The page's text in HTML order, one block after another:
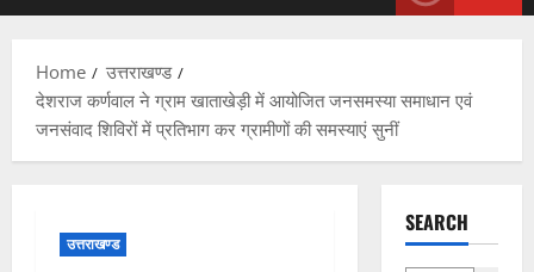
Home
उत्तराखण्ड
देशराज कर्णवाल ने ग्राम खाताखेड़ी में आयोजित जनसमस्या समाधान एवं
जनसंवाद शिविरों में प्रतिभाग कर ग्रामीणों की समस्याएं सुनीं
उत्तराखण्ड
SEARCH